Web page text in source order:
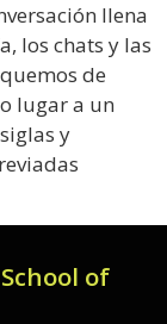
llena
los chats y las
de
lugar a un
y
of